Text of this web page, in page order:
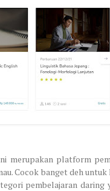
merupakan platform
Cocok banget deh untuk
pembelajaran daring